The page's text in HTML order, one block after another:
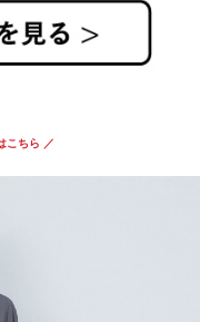
こちら ／